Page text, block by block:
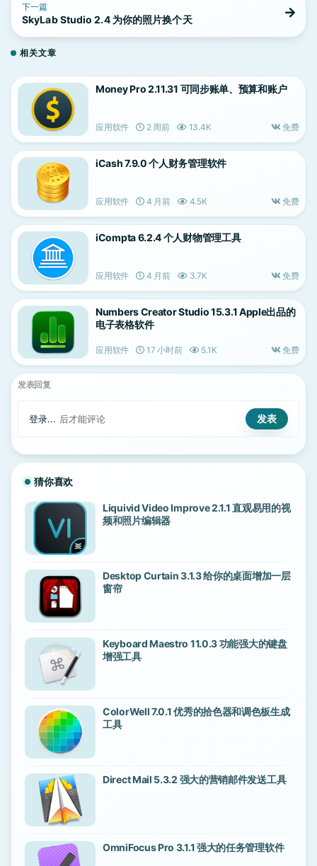
下一篇
SkyLab Studio 2.4 为你的照片换个天
相关文章
Money Pro 2.11.31 可同步账单、预算和账户
应用软件 2 周前 13.4K 免费
iCash 7.9.0 个人财务管理软件
应用软件 4 月前 4.5K 免费
iCompta 6.2.4 个人财物管理工具
应用软件 4 月前 3.7K 免费
Numbers Creator Studio 15.3.1 Apple出品的
电子表格软件
应用软件 17 小时前 5.1K 免费
发表回复
登录... 后才能评论
猜你喜欢
Liquivid Video Improve 2.1.1 直观易用的视
频和照片编辑器
Desktop Curtain 3.1.3 给你的桌面增加一层
窗帘
Keyboard Maestro 11.0.3 功能强大的键盘
增强工具
ColorWell 7.0.1 优秀的拾色器和调色板生成
工具
Direct Mail 5.3.2 强大的营销邮件发送工具
OmniFocus Pro 3.1.1 强大的任务管理软件